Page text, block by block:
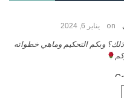
يناير 25, 2026
أرغب بنشر كتابي معكم